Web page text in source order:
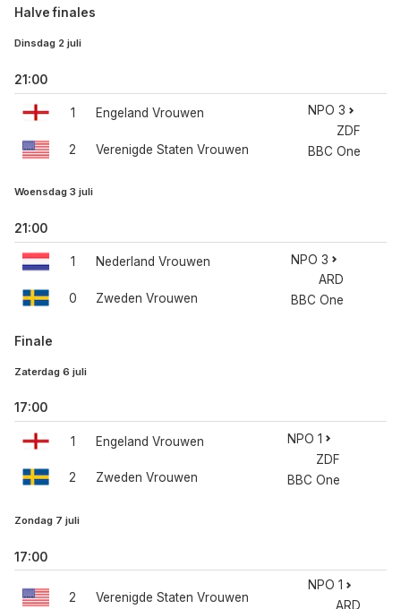
Halve finales
Dinsdag 2 juli
21:00
1
2
Engeland Vrouwen
Verenigde Staten Vrouwen
NPO 3
ZDF
BBC One
Woensdag 3 juli
21:00
1
0
Nederland Vrouwen
Zweden Vrouwen
NPO 3
ARD
BBC One
Finale
Zaterdag 6 juli
17:00
1
2
Engeland Vrouwen
Zweden Vrouwen
NPO 1
ZDF
BBC One
Zondag 7 juli
17:00
2 Verenigde Staten Vrouwen
NPO 1
ARD